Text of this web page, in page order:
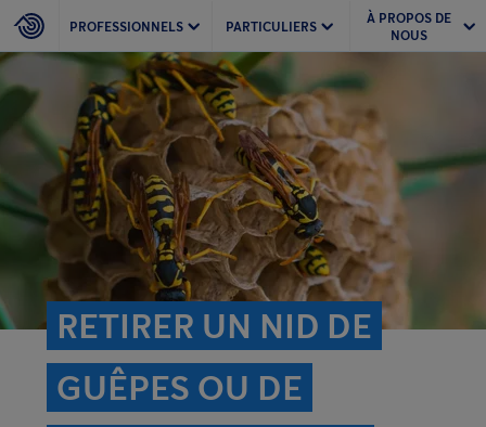
PROFESSIONNELS PARTICULIERS
À PROPOS DE
NOUS
RETIRER UN NID DE
GUÊPES OU DE